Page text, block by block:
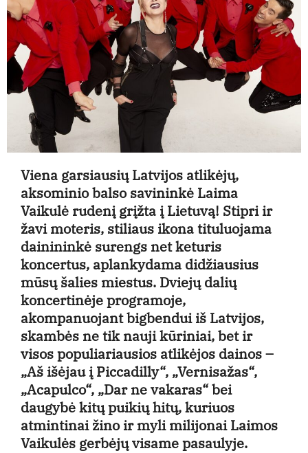
Viena garsiausių Latvijos atlikėjų,
aksominio balso savininkė Laima
Vaikulė rudenį grįžta į Lietuvą! Stipri ir
žavi moteris, stiliaus ikona tituluojama
dainininkė surengs net keturis
koncertus, aplankydama didžiausius
mūsų šalies miestus. Dviejų dalių
koncertinėje programoje,
akompanuojant bigbendui iš Latvijos,
skambės ne tik nauji kūriniai, bet ir
visos populiariausios atlikėjos dainos –
„Aš išėjau į Piccadilly“, „Vernisažas“,
„Acapulco“, „Dar ne vakaras“ bei
daugybė kitų puikių hitų, kuriuos
atmintinai žino ir myli milijonai Laimos
Vaikulės gerbėjų visame pasaulyje.